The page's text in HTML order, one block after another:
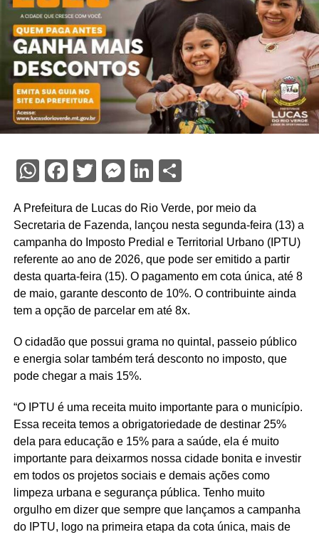
WhatsApp
Facebook
TwitterMessenger
LinkedIn
A Prefeitura de Lucas do Rio Verde, por meio da
Secretaria de Fazenda, lançou nesta segunda-feira (13) a
campanha do Imposto Predial e Territorial Urbano (IPTU)
referente ao ano de 2026, que pode ser emitido a partir
desta quarta-feira (15). O pagamento em cota única, até 8
de maio, garante desconto de 10%. O contribuinte ainda
tem a opção de parcelar em até 8x.
O cidadão que possui grama no quintal, passeio público
e energia solar também terá desconto no imposto, que
pode chegar a mais 15%.
“O IPTU é uma receita muito importante para o município.
Essa receita temos a obrigatoriedade de destinar 25%
dela para educação e 15% para a saúde, ela é muito
importante para deixarmos nossa cidade bonita e investir
em todos os projetos sociais e demais ações como
limpeza urbana e segurança pública. Tenho muito
orgulho em dizer que sempre que lançamos a campanha
do IPTU, logo na primeira etapa da cota única, mais de